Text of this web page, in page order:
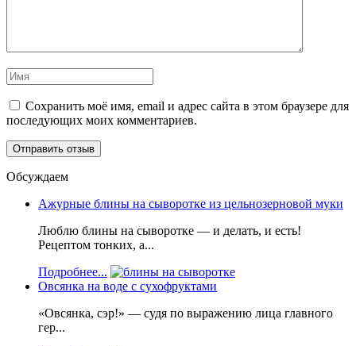
Сохранить моё имя, email и адрес сайта в этом браузере для
последующих моих комментариев.
Обсуждаем
Ажурные блины на сыворотке из цельнозерновой муки
Люблю блины на сыворотке — и делать, и есть!
Рецептом тонких, а...
Подробнее...
Овсянка на воде с сухофруктами
«Овсянка, сэр!» — судя по выражению лица главного
гер...